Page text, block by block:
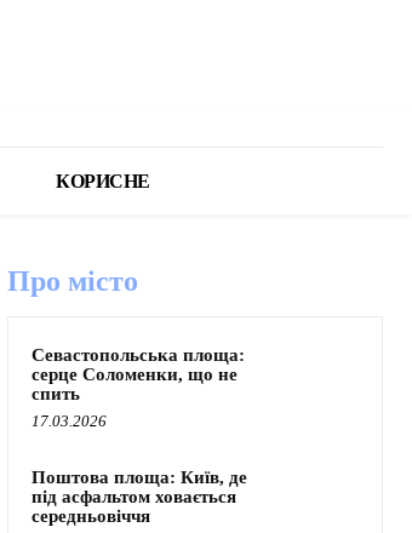
КОРИСНЕ
Про місто
Севастопольська площа:
серце Соломенки, що не
спить
17.03.2026
Поштова площа: Київ, де
під асфальтом ховається
середньовіччя